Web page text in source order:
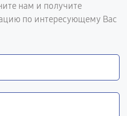
нам и получите
по интересующему Вас